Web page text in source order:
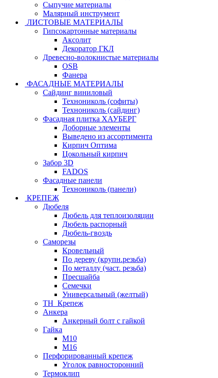
Сыпучие материалы
Малярный инструмент
ЛИСТОВЫЕ МАТЕРИАЛЫ
Гипсокартонные материалы
Аксолит
Декоратор ГКЛ
Древесно-волокнистые материалы
OSB
Фанера
ФАСАДНЫЕ МАТЕРИАЛЫ
Сайдинг виниловый
Технониколь (софиты)
Технониколь (сайдинг)
Фасадная плитка ХАУБЕРГ
Доборные элементы
Выведено из ассортимента
Кирпич Оптима
Цокольный кирпич
Забор 3D
FADOS
Фасадные панели
Технониколь (панели)
КРЕПЕЖ
Дюбеля
Дюбель для теплоизоляции
Дюбель распорный
Дюбель-гвоздь
Саморезы
Кровельный
По дереву (крупн.резьба)
По металлу (част. резьба)
Пресшайба
Семечки
Универсальный (желтый)
ТН_Крепеж
Анкера
Анкерный болт с гайкой
Гайка
М10
М16
Перфорированный крепеж
Уголок равносторонний
Термоклип